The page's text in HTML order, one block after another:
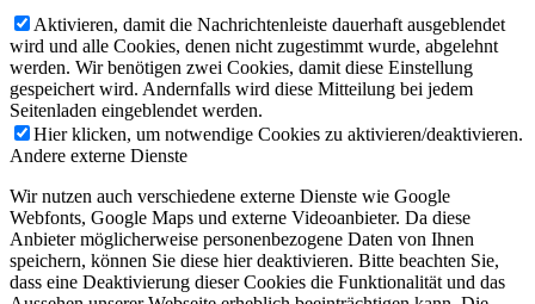
Aktivieren, damit die Nachrichtenleiste dauerhaft ausgeblendet
wird und alle Cookies, denen nicht zugestimmt wurde, abgelehnt
werden. Wir benötigen zwei Cookies, damit diese Einstellung
gespeichert wird. Andernfalls wird diese Mitteilung bei jedem
Seitenladen eingeblendet werden.
Hier klicken, um notwendige Cookies zu aktivieren/deaktivieren.
Andere externe Dienste
Wir nutzen auch verschiedene externe Dienste wie Google
Webfonts, Google Maps und externe Videoanbieter. Da diese
Anbieter möglicherweise personenbezogene Daten von Ihnen
speichern, können Sie diese hier deaktivieren. Bitte beachten Sie,
dass eine Deaktivierung dieser Cookies die Funktionalität und das